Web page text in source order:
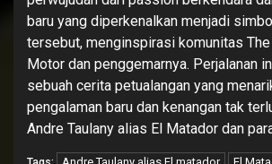
baru yang diperkenalkan menjadi
tersebut, menginspirasi komunitas
Motor dan penggemarnya. Perjalanan
sebuah cerita petualangan yang
pengalaman baru dan kenangan tak
Andre Taulany alias El Matador dan